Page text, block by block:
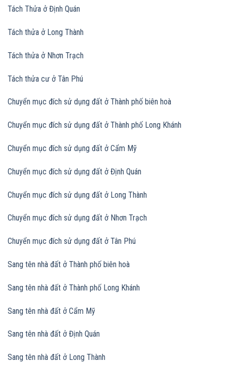
Tách Thửa ở Định Quán
Tách thửa ở Long Thành
Tách thửa ở Nhơn Trạch
Tách thửa cư ở Tân Phú
Chuyển mục đích sử dụng đất ở Thành phố biên hoà
Chuyển mục đích sử dụng đất ở Thành phố Long Khánh
Chuyển mục đích sử dụng đất ở Cẩm Mỹ
Chuyển mục đích sử dụng đất ở Định Quán
Chuyển mục đích sử dụng đất ở Long Thành
Chuyển mục đích sử dụng đất ở Nhơn Trạch
Chuyển mục đích sử dụng đất ở Tân Phú
Sang tên nhà đất ở Thành phố biên hoà
Sang tên nhà đất ở Thành phố Long Khánh
Sang tên nhà đất ở Cẩm Mỹ
Sang tên nhà đất ở Định Quán
Sang tên nhà đất ở Long Thành